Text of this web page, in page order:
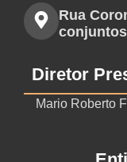
Rua
conjuntos
Diretor
Mario Roberto